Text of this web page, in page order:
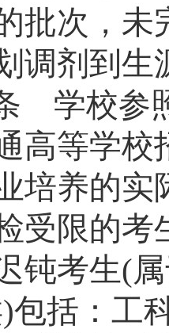
批次，未
调剂到生
学校参
高等学校
培养的实
受限的考
钝考生(
)包括：工